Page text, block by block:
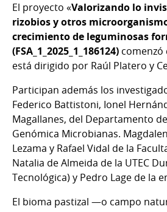
El proyecto «Valorizando lo
rizobios y otros
crecimiento de leguminosas
(FSA_1_2025_1_186124) comenzó
está dirigido por Raúl Platero y
Participan además los
Federico Battistoni, Ionel
Magallanes, del Departamento
Genómica Microbianas.
Lezama y Rafael Vidal de la
Natalia de Almeida de la UTEC
Tecnológica) y Pedro Lage de la
El bioma pastizal —o campo